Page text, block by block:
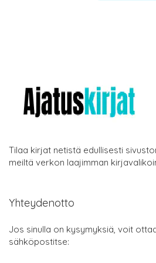
Tilaa kirjat netistä edullisesti
meiltä verkon laajimman
Yhteydenotto
Jos sinulla on kysymyksiä, voit
sähköpostitse: